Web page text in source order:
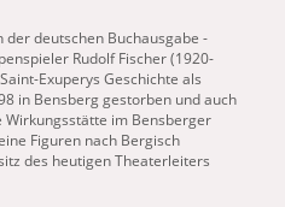
derdeutschen Buchausgabe -
Rudolf Fischer (1920-
Exuperys Geschichte als
in Bensberg gestorben und auch
im Bensberger
Figuren nach Bergisch
des heutigen Theaterleiters